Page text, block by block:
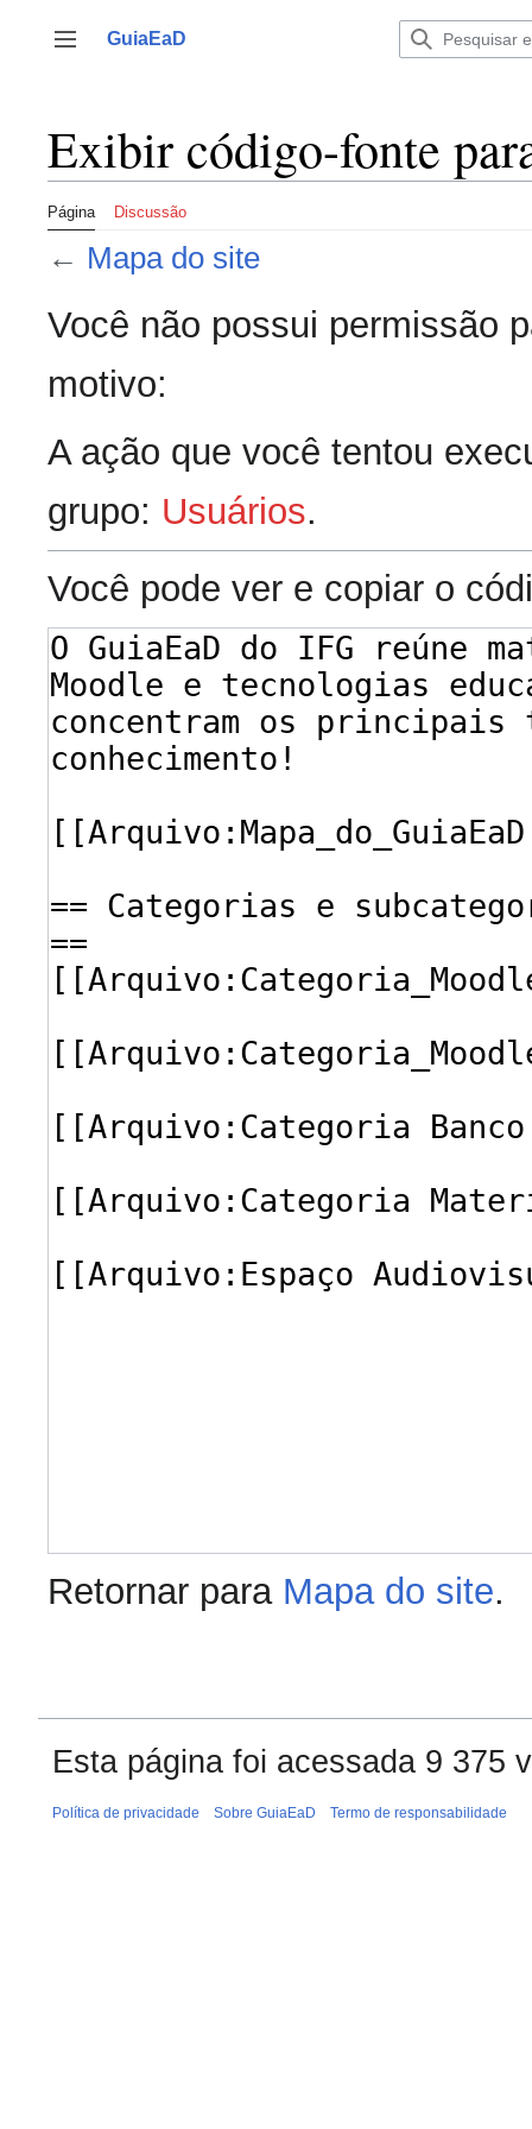
para
Alternar barra lateral
GuiaEaD
Exibir código-fonte
Página Discussão
← Mapa do site
Você não possui permissão
motivo:
A ação que você tentou
grupo: Usuários.
Você pode ver e copiar o
Retornar para Mapa do site.
Esta página foi acessada 9 375
Política de privacidade Sobre GuiaEaD Termo de responsabilidade